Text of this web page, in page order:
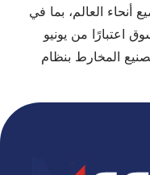
أنحاء العالم، بما في
اعتبارًا من يونيو
المخارط بنظام